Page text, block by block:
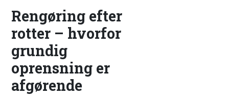
Rengøring efter
rotter – hvorfor
grundig
oprensning er
afgørende